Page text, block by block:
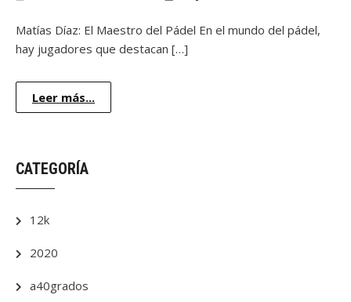
Matías Díaz: El Maestro del Pádel En el mundo del pádel,
hay jugadores que destacan […]
Leer más...
CATEGORÍA
12k
2020
a40grados